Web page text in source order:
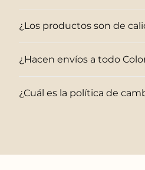
¿Los productos son de
¿Hacen envíos a todo
¿Cuál es la política de